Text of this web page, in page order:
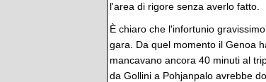
l'area di rigore senza averlo fatto.
È chiaro che l'infortunio
gara. Da quel momento il Genoa
mancavano ancora 40 minuti al
da Gollini a Pohjanpalo avrebbe